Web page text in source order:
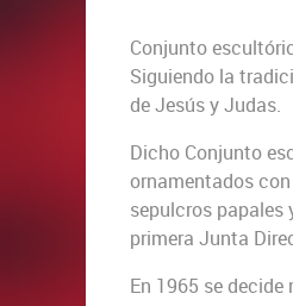
Conjunto
Siguiendo la
de Jesús y Judas.
Dicho Conjunto
ornamentados
sepulcros papales
primera Junta
En 1965 se